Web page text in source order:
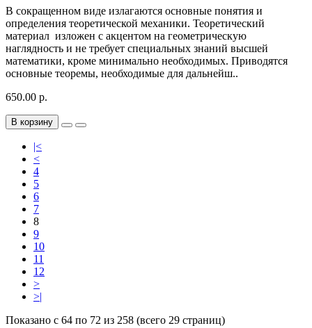
В сокращенном виде излагаются основные понятия и
определения теоретической механики. Теоретический
материал изложен с акцентом на геометрическую
наглядность и не требует специальных знаний высшей
математики, кроме минимально необходимых. Приводятся
основные теоремы, необходимые для дальнейш..
650.00 р.
В корзину
|<
<
4
5
6
7
8
9
10
11
12
>
>|
Показано с 64 по 72 из 258 (всего 29 страниц)